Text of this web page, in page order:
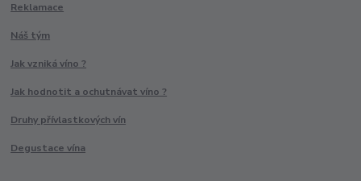
Reklamace
Náš tým
Jak vzniká víno ?
Jak hodnotit a ochutnávat víno ?
Druhy přívlastkových vín
Degustace vína